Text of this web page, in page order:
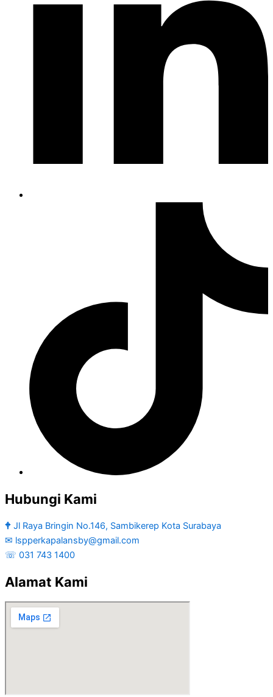
Hubungi Kami
🕈 Jl Raya Bringin No.146, Sambikerep Kota Surabaya
✉ lspperkapalansby@gmail.com
☏ 031 743 1400
Alamat Kami